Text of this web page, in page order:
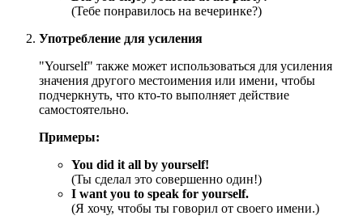
(Тебе понравилось на вечеринке?)
Употребление для усиления
"Yourself" также может использоваться для усиления
значения другого местоимения или имени, чтобы
подчеркнуть, что кто-то выполняет действие
самостоятельно.
Примеры:
You did it all by yourself!
(Ты сделал это совершенно один!)
I want you to speak for yourself.
(Я хочу, чтобы ты говорил от своего имени.)